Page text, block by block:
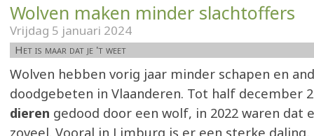
Wolven maken minder slachtoffers
Vrijdag 5 januari 2024
Het is maar dat je 't weet
Wolven hebben vorig jaar minder schapen en
doodgebeten in Vlaanderen. Tot half december
dieren gedood door een wolf, in 2022 waren dat
zoveel. Vooral in Limburg is er een sterke